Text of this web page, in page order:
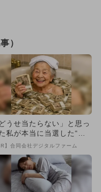
）
どうせ当たらない」と思っ
私が本当に当選した“買
”がこれ
】合同会社デジタルファーム